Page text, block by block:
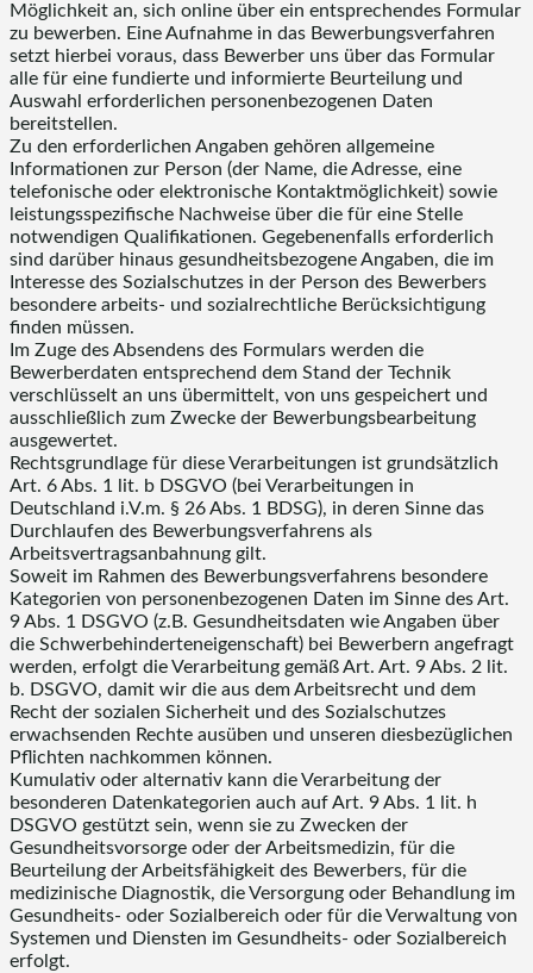
Möglichkeit an, sich online über ein entsprechendes Formular
zu bewerben. Eine Aufnahme in das Bewerbungsverfahren
setzt hierbei voraus, dass Bewerber uns über das Formular
alle für eine fundierte und informierte Beurteilung und
Auswahl erforderlichen personenbezogenen Daten
bereitstellen.
Zu den erforderlichen Angaben gehören allgemeine
Informationen zur Person (der Name, die Adresse, eine
telefonische oder elektronische Kontaktmöglichkeit) sowie
leistungsspezifische Nachweise über die für eine Stelle
notwendigen Qualifikationen. Gegebenenfalls erforderlich
sind darüber hinaus gesundheitsbezogene Angaben, die im
Interesse des Sozialschutzes in der Person des Bewerbers
besondere arbeits- und sozialrechtliche Berücksichtigung
finden müssen.
Im Zuge des Absendens des Formulars werden die
Bewerberdaten entsprechend dem Stand der Technik
verschlüsselt an uns übermittelt, von uns gespeichert und
ausschließlich zum Zwecke der Bewerbungsbearbeitung
ausgewertet.
Rechtsgrundlage für diese Verarbeitungen ist grundsätzlich
Art. 6 Abs. 1 lit. b DSGVO (bei Verarbeitungen in
Deutschland i.V.m. § 26 Abs. 1 BDSG), in deren Sinne das
Durchlaufen des Bewerbungsverfahrens als
Arbeitsvertragsanbahnung gilt.
Soweit im Rahmen des Bewerbungsverfahrens besondere
Kategorien von personenbezogenen Daten im Sinne des Art.
9 Abs. 1 DSGVO (z.B. Gesundheitsdaten wie Angaben über
die Schwerbehinderteneigenschaft) bei Bewerbern angefragt
werden, erfolgt die Verarbeitung gemäß Art. Art. 9 Abs. 2 lit.
b. DSGVO, damit wir die aus dem Arbeitsrecht und dem
Recht der sozialen Sicherheit und des Sozialschutzes
erwachsenden Rechte ausüben und unseren diesbezüglichen
Pflichten nachkommen können.
Kumulativ oder alternativ kann die Verarbeitung der
besonderen Datenkategorien auch auf Art. 9 Abs. 1 lit. h
DSGVO gestützt sein, wenn sie zu Zwecken der
Gesundheitsvorsorge oder der Arbeitsmedizin, für die
Beurteilung der Arbeitsfähigkeit des Bewerbers, für die
medizinische Diagnostik, die Versorgung oder Behandlung im
Gesundheits- oder Sozialbereich oder für die Verwaltung von
Systemen und Diensten im Gesundheits- oder Sozialbereich
erfolgt.